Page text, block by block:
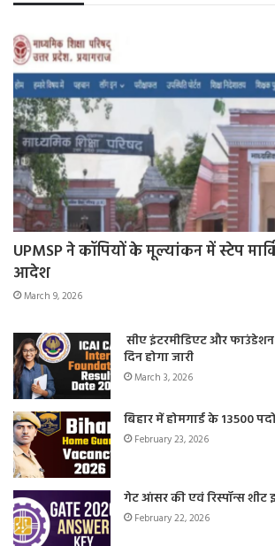
UPMSP ने कॉपियों के मूल्यांकन में स्टेप
आदेश
March 9, 2026
सीए इंटरमीडिएट और फाउंडेशन
दिन होगा जारी
March 3, 2026
बिहार में होमगार्ड के 13500
February 23, 2026
गेट आंसर की एवं रिस्पॉन्स
February 22, 2026